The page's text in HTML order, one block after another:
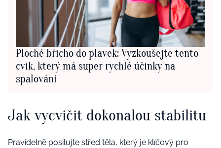
Ploché břicho do plavek: Vyzkoušejte tento
cvik, který má super rychlé účinky na
spalování
Jak vycvičit dokonalou stabilitu
Pravidelně posilujte střed těla, který je klíčový pro